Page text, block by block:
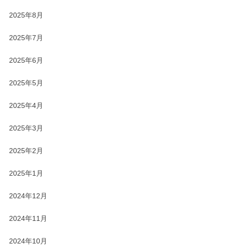
2025年8月
2025年7月
2025年6月
2025年5月
2025年4月
2025年3月
2025年2月
2025年1月
2024年12月
2024年11月
2024年10月